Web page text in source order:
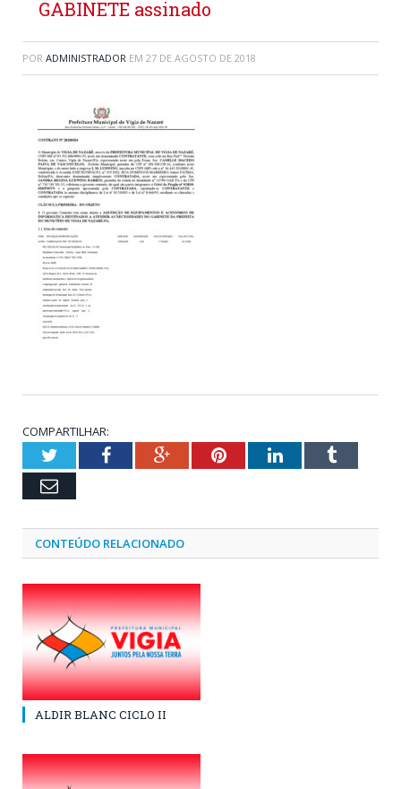
GABINETE assinado
POR ADMINISTRADOR EM 27 DE AGOSTO DE 2018
COMPARTILHAR:
TwitterFacebookGoogle+PinterestLinkedInTumblr
Email
CONTEÚDO RELACIONADO
ALDIR BLANC CICLO II